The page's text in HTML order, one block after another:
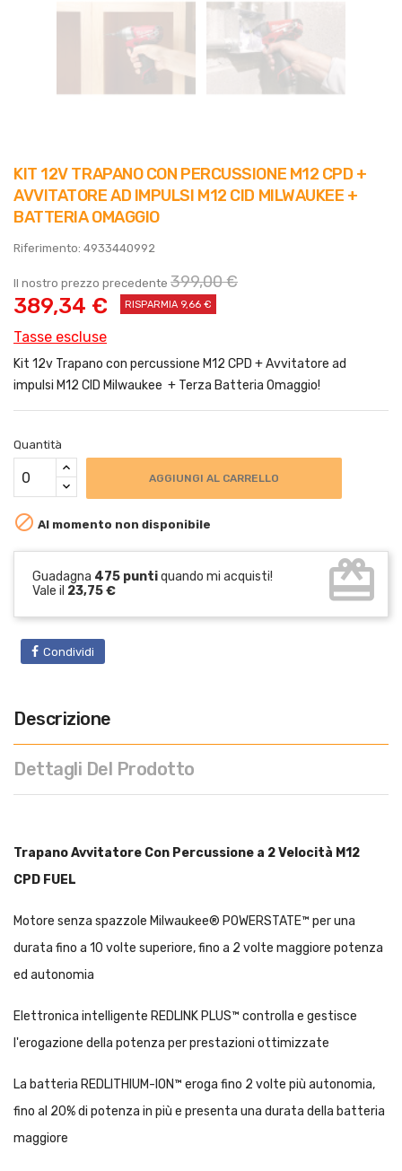
KIT 12V TRAPANO CON PERCUSSIONE M12 CPD +
AVVITATORE AD IMPULSI M12 CID MILWAUKEE +
BATTERIA OMAGGIO
Riferimento: 4933440992
Il nostro prezzo precedente 399,00 €
389,34 € RISPARMIA 9,66 €
Tasse escluse
Kit 12v Trapano con percussione M12 CPD + Avvitatore ad
impulsi M12 CID Milwaukee + Terza Batteria Omaggio!
Quantità
AGGIUNGI AL CARRELLO
 Al momento non disponibile
Guadagna 475 puntiquando mi acquisti!
Vale il 23,75 € card_giftcard
Condividi
Descrizione
Dettagli Del Prodotto
Trapano Avvitatore Con Percussione a 2 Velocità M12
CPD FUEL
Motore senza spazzole Milwaukee® POWERSTATE™ per una
durata fino a 10 volte superiore, fino a 2 volte maggiore potenza
ed autonomia
Elettronica intelligente REDLINK PLUS™ controlla e gestisce
l'erogazione della potenza per prestazioni ottimizzate
La batteria REDLITHIUM-ION™ eroga fino 2 volte più autonomia,
fino al 20% di potenza in più e presenta una durata della batteria
maggiore